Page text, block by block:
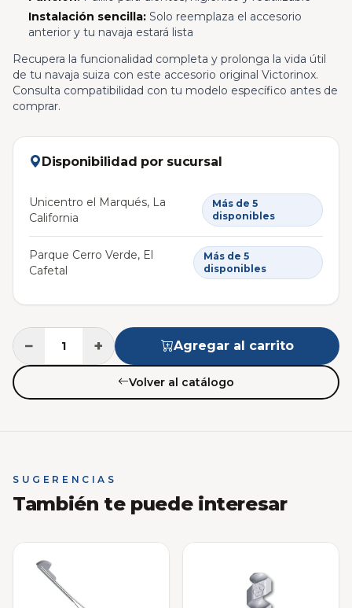
Instalación sencilla:Solo reemplaza el accesorio
anterior y tu navaja estará lista
Recupera la funcionalidad completa y prolonga la vida útil
de tu navaja suiza con este accesorio original Victorinox.
Consulta compatibilidad con tu modelo específico antes de
comprar.
Disponibilidad por sucursal
Unicentro el Marqués, La
California
Más de 5
disponibles
Parque Cerro Verde, El
Cafetal
Más de 5
disponibles
− + Agregar al carrito
Volver al catálogo
SUGERENCIAS
También te puede interesar